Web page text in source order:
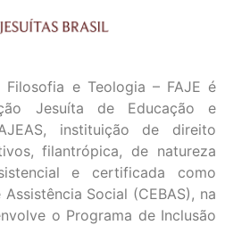
e Teologia – FAJE é
Jesuíta de Educação e
instituição de direito
filantrópica, de natureza
e certificada como
Social (CEBAS), na
o Programa de Inclusão